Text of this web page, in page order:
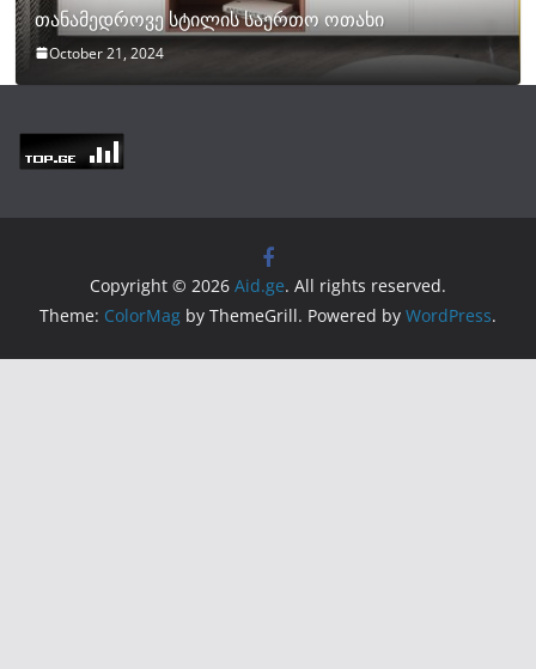
თანამედროვე სტილის საერთო ოთახი
October 21, 2024
Copyright © 2026 Aid.ge. All rights reserved.
Theme: ColorMag by ThemeGrill. Powered by WordPress.